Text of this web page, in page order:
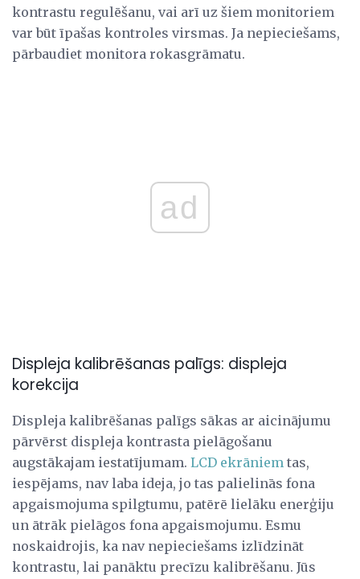
kontrastu regulēšanu, vai arī uz šiem monitoriem
var būt īpašas kontroles virsmas. Ja nepieciešams,
pārbaudiet monitora rokasgrāmatu.
ad
Displeja kalibrēšanas palīgs: displeja
korekcija
Displeja kalibrēšanas palīgs sākas ar aicinājumu
pārvērst displeja kontrasta pielāgošanu
augstākajam iestatījumam. LCD ekrāniem tas,
iespējams, nav laba ideja, jo tas palielinās fona
apgaismojuma spilgtumu, patērē lielāku enerģiju
un ātrāk pielāgos fona apgaismojumu. Esmu
noskaidrojis, ka nav nepieciešams izlīdzināt
kontrastu, lai panāktu precīzu kalibrēšanu. Jūs